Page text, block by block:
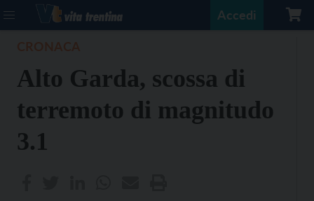
Accedi
Alto Garda, scossa di
terremoto di magnitudo
3.1